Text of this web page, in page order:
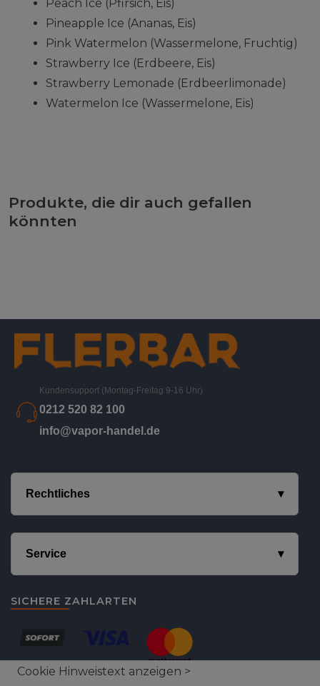
Peach Ice (Pfirsich, Eis)
Pineapple Ice (Ananas, Eis)
Pink Watermelon (Wassermelone, Fruchtig)
Strawberry Ice (Erdbeere, Eis)
Strawberry Lemonade (Erdbeerlimonade)
Watermelon Ice (Wassermelone, Eis)
Produkte, die dir auch gefallen
könnten
Kundensupport (Montag-Freitag 9-16 Uhr)
0212 520 82 100
info@vapor-handel.de
Rechtliches
Service
SICHERE ZAHLARTEN
Cookie Hinweistext anzeigen >